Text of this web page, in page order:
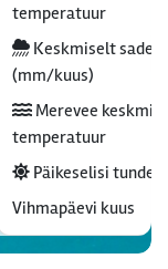
temperatuur
Keskmiselt
(mm/kuus)
Merevee
temperatuur
Päikeselisi tunde
Vihmapäevi kuus